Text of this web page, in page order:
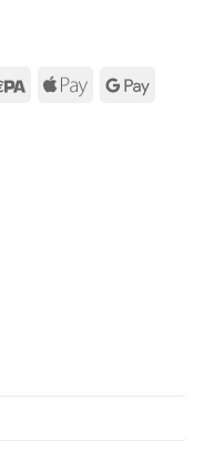
Sepa
Apple
Google